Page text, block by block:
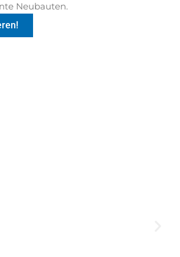
Neubauten.